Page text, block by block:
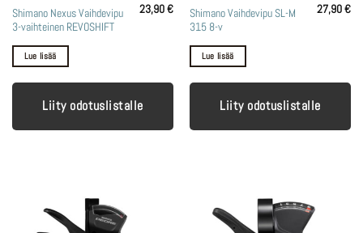
Shimano Nexus Vaihdevipu
3-vaihteinen REVOSHIFT
23,90€
Lue lisää
Liity odotuslistalle
Shimano Vaihdevipu SL-M
315 8-v
27,90€
Lue lisää
Liity odotuslistalle